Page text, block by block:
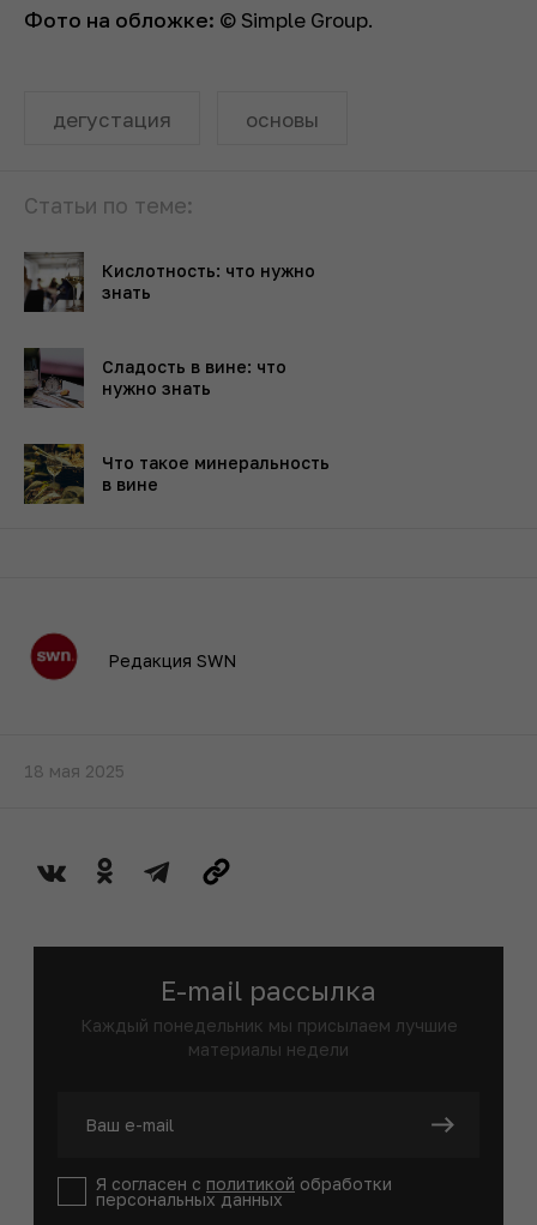
Фото на обложке: © Simple Group.
дегустация основы
Статьи по теме:
Кислотность: что нужно
знать
Сладость в вине: что
нужно знать
Что такое минеральность
в вине
Редакция SWN
18 мая 2025
E-mail рассылка
Каждый понедельник мы присылаем лучшие
материалы недели
Я согласен с политикой обработки
персональных данных